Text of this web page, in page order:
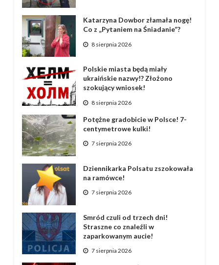
Katarzyna Dowbor złamała nogę!
Co z „Pytaniem na Śniadanie”?
8 sierpnia 2026
Polskie miasta będą miały
ukraińskie nazwy!? Złożono
szokujący wniosek!
8 sierpnia 2026
Potężne gradobicie w Polsce! 7-
centymetrowe kulki!
7 sierpnia 2026
Dziennikarka Polsatu zszokowała
na ramówce!
7 sierpnia 2026
Smród czuli od trzech dni!
Straszne co znaleźli w
zaparkowanym aucie!
7 sierpnia 2026